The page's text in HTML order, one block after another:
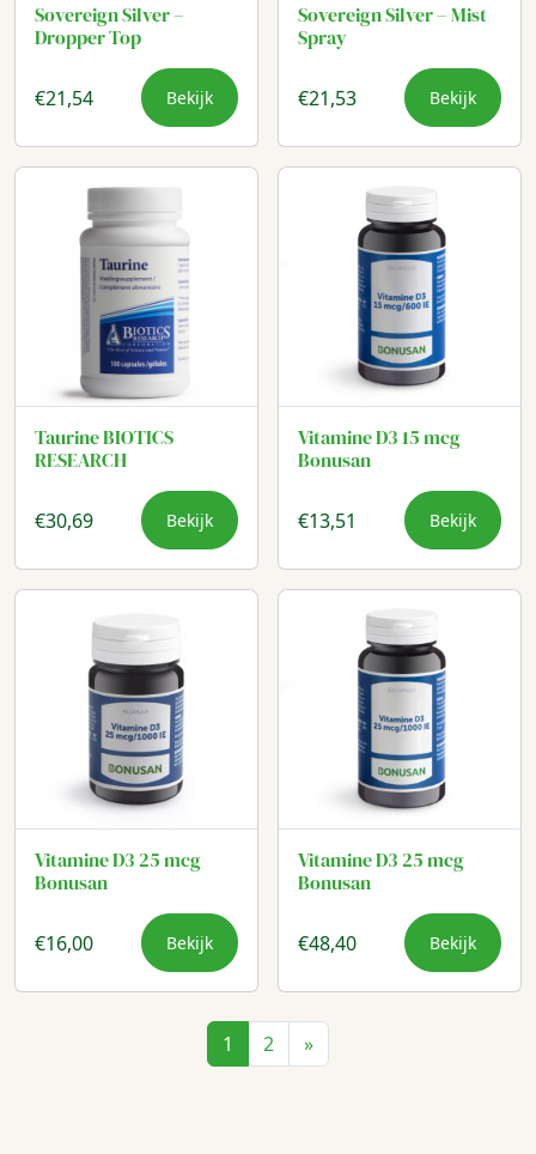
Sovereign Silver –
Dropper Top
€21,54 Bekijk
Sovereign Silver – Mist
Spray
€21,53 Bekijk
Taurine BIOTICS
RESEARCH
€30,69 Bekijk
Vitamine D3 15 mcg
Bonusan
€13,51 Bekijk
Vitamine D3 25 mcg
Bonusan
€16,00 Bekijk
Vitamine D3 25 mcg
Bonusan
€48,40 Bekijk
1 2 »